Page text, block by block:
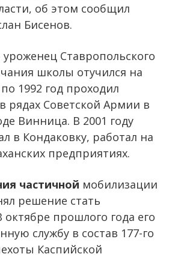
об этом сообщил
Бисенов.
уроженец Ставропольского
школы отучился на
1992 год проходил
рядах Советской Армии в
Винница. В 2001 году
в Кондаковку, работал на
предприятиях.
частичной мобилизации
решение стать
прошлого года его
службу в состав 177-го
Каспийской